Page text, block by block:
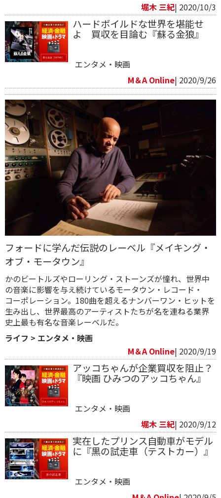
堀木 三紀| 2020/10/3
ハードボイルドな世界を堪能せ
よ 買収を目論む『蘇る金狼』
エンタメ・映画
M＆A Online| 2020/9/26
フォードに学んだ伝説のレーベル『メイキング・
オブ・モータウン』
かのビートルズやローリング・ストーンズが憧れ、世界中
の音楽に影響を与え続けているモータウン・レコード・
コーポレーション。180曲を超えるナンバーワン・ヒットを
生み出し、世界最高のアーティストたちが名を連ねる業界
史上最も有名な音楽レーベルだ。
ライフ > エンタメ・映画
M＆A Online| 2020/9/19
アッコちゃんが企業買収を阻止？
『映画 ひみつのアッコちゃん』
エンタメ・映画
堀木 三紀| 2020/9/12
実在したプリンス自動車がモデル
に『黒の試走車（テストカー）』
エンタメ・映画